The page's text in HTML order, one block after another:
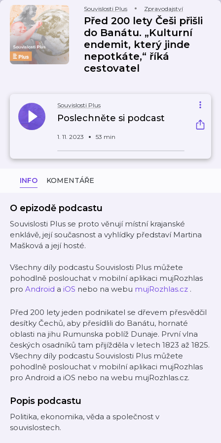
Souvislosti Plus Zpravodajství
Před 200 lety Češi přišli
do Banátu. „Kulturní
endemit, který jinde
nepotkáte,“ říká
cestovatel
Souvislosti Plus
Poslechněte si podcast
1. 11. 2023 53 min
INFO KOMENTÁŘE
O epizodě podcastu
Souvislosti Plus se proto věnují místní krajanské
enklávě, její současnost a vyhlídky představí Martina
Mašková a její hosté.
Všechny díly podcastu Souvislosti Plus můžete
pohodlně poslouchat v mobilní aplikaci mujRozhlas
pro Android a iOS nebo na webu mujRozhlas.cz .
Před 200 lety jeden podnikatel se dřevem přesvědčil
desítky Čechů, aby přesídlili do Banátu, hornaté
oblasti na jihu Rumunska poblíž Dunaje. První vlna
českých osadníků tam přijížděla v letech 1823 až 1825.
Všechny díly podcastu Souvislosti Plus můžete
pohodlně poslouchat v mobilní aplikaci mujRozhlas
pro Android a iOS nebo na webu mujRozhlas.cz.
Popis podcastu
Politika, ekonomika, věda a společnost v
souvislostech.